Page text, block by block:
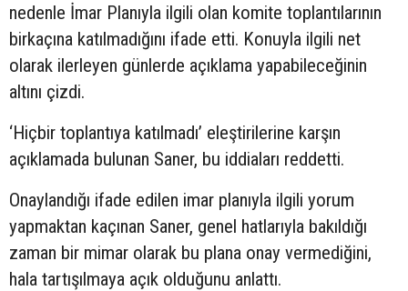
nedenle İmar Planıyla ilgili olan komite toplantılarının
birkaçına katılmadığını ifade etti. Konuyla ilgili net
olarak ilerleyen günlerde açıklama yapabileceğinin
altını çizdi.
‘Hiçbir toplantıya katılmadı’ eleştirilerine karşın
açıklamada bulunan Saner, bu iddiaları reddetti.
Onaylandığı ifade edilen imar planıyla ilgili yorum
yapmaktan kaçınan Saner, genel hatlarıyla bakıldığı
zaman bir mimar olarak bu plana onay vermediğini,
hala tartışılmaya açık olduğunu anlattı.